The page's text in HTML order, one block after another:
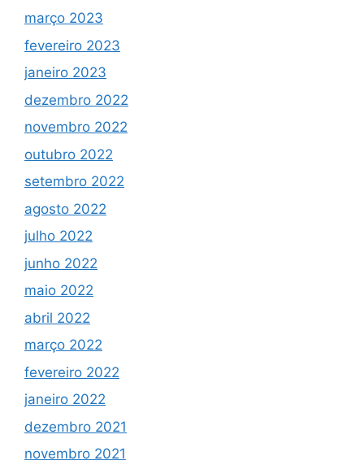
março 2023
fevereiro 2023
janeiro 2023
dezembro 2022
novembro 2022
outubro 2022
setembro 2022
agosto 2022
julho 2022
junho 2022
maio 2022
abril 2022
março 2022
fevereiro 2022
janeiro 2022
dezembro 2021
novembro 2021